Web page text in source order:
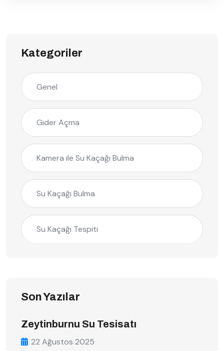
Kategoriler
Genel
Gider Açma
Kamera ile Su Kaçağı Bulma
Su Kaçağı Bulma
Su Kaçağı Tespiti
Son Yazılar
Zeytinburnu Su Tesisatı
22 Ağustos 2025